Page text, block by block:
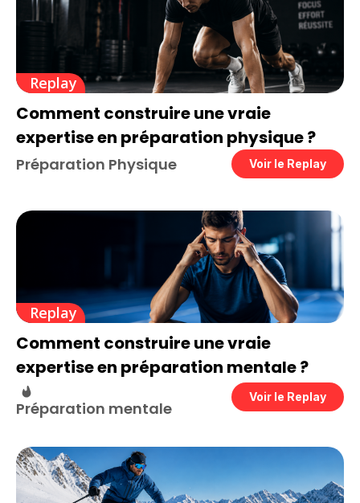
Replay
Comment construire une vraie
expertise en préparation physique ?
Préparation Physique Voir le Replay
Replay
Comment construire une vraie
expertise en préparation mentale ?
Préparation mentale
Voir le Replay